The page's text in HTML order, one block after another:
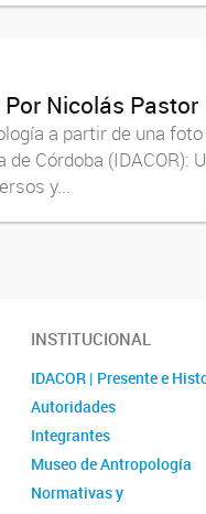
Nicolás Pastor
a partir de una
Córdoba (IDACOR):
y...
INSTITUCIONAL
IDACOR | Presente e
Autoridades
Integrantes
Museo de Antropología
Normativas y